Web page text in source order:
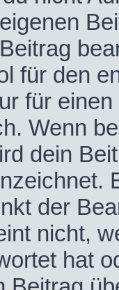
für den
für
Wenn
dein
der
nicht,
hat